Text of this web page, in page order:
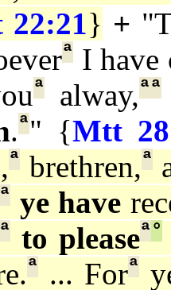
} +
ª I have
ªalway,ªª
.ª" {Mtt
ª brethren,ª
ª ye have
ª to pleaseª°
ª ... Forª